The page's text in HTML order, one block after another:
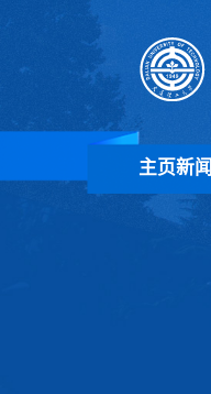
主页新闻